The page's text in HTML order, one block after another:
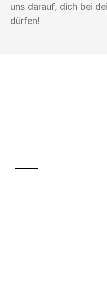
uns darauf, dich bei
dürfen!